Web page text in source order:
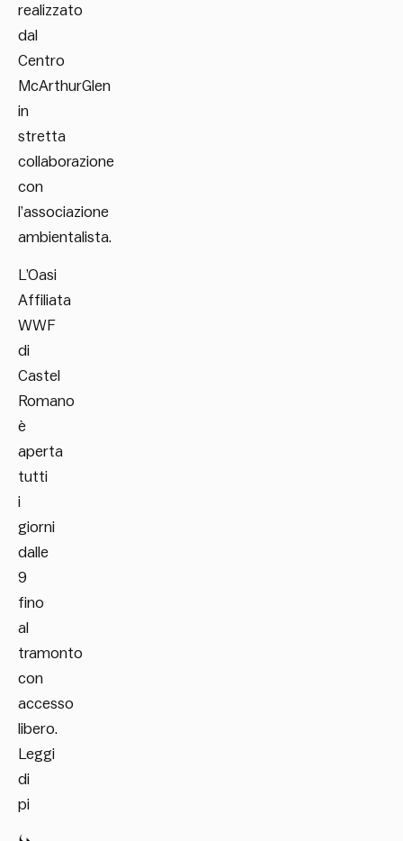
realizzato
dal
Centro
McArthurGlen
in
stretta
collaborazione
con
l’associazione
ambientalista.
L’Oasi
Affiliata
WWF
di
Castel
Romano
è
aperta
tutti
i
giorni
dalle
9
fino
al
tramonto
con
accesso
libero.
Leggi
di
pi